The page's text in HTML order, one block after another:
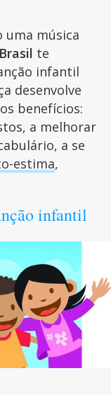
uma música
te
infantil
desenvolve
benefícios:
a melhorar
a se
estima,
infantil